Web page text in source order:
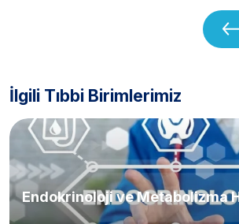
İlgili Tıbbi Birimlerimiz
Endokrinoloji ve Metabolizma